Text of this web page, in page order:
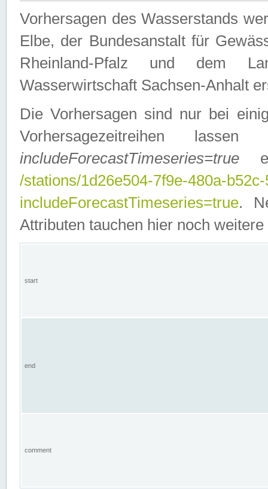
Vorhersagen des Wasserstands
Elbe, der Bundesanstalt für
Rheinland-Pfalz und dem
Wasserwirtschaft Sachsen-Anhalt
Die Vorhersagen sind nur bei
Vorhersagezeitreihen
includeForecastTimeseries=true
/stations/1d26e504-7f9e-480a-
includeForecastTimeseries=true.
Attributen tauchen hier noch weitere
start
end
comment